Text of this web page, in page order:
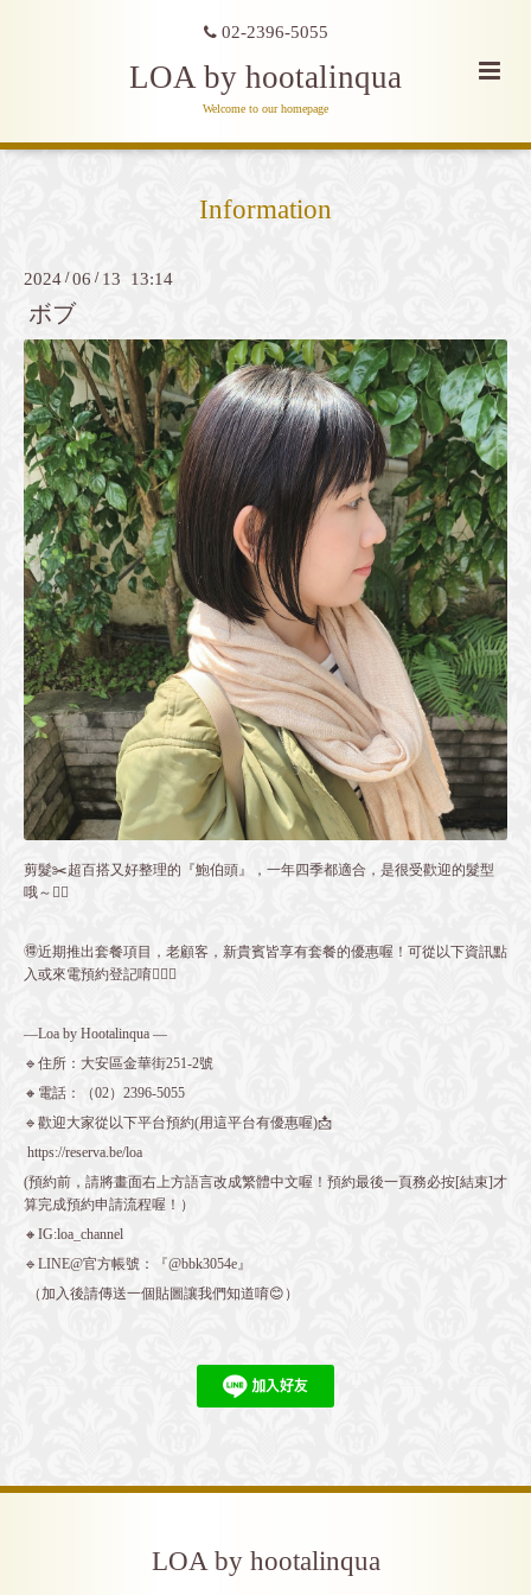
02-2396-5055
LOA by hootalinqua
Welcome to our homepage
Information
2024 /06 / 13 13:14
ボブ
剪髮✂️超百搭又好整理的『鮑伯頭』，一年四季都適合，是很受歡迎的髮型
哦～👌🏻
🉐近期推出套餐項目，老顧客，新貴賓皆享有套餐的優惠喔！可從以下資訊點
入或來電預約登記唷💁🏻‍♀️
—Loa by Hootalinqua —
🔹住所：大安區金華街251-2號
🔸電話：（02）2396-5055
🔹歡迎大家從以下平台預約(用這平台有優惠喔)📩
https://reserva.be/loa
(預約前，請將畫面右上方語言改成繁體中文喔！預約最後一頁務必按[結束]才
算完成預約申請流程喔！）
🔸IG:loa_channel
🔹LINE@官方帳號：『@bbk3054e』
（加入後請傳送一個貼圖讓我們知道唷😊）
LOA by hootalinqua